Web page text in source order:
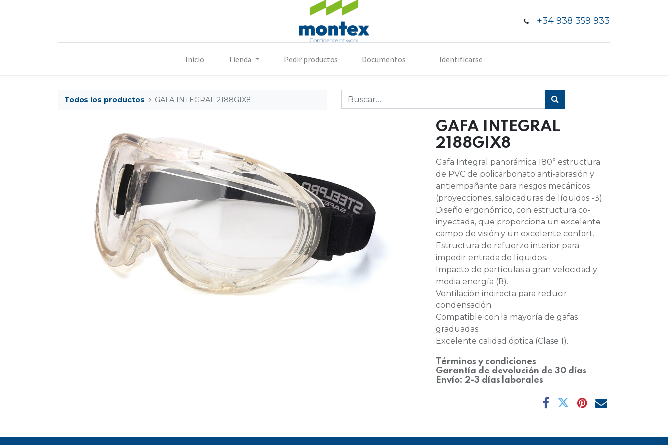
+34 938 359 933
Inicio Tienda Pedir productos Documentos Identificarse
Todos los productos GAFA INTEGRAL 2188GIX8
GAFA INTEGRAL
2188GIX8
Gafa Integral panorámica 180° estructura
de PVC de policarbonato anti-abrasión y
antiempañante para riesgos mecánicos
(proyecciones, salpicaduras de líquidos -3).
Diseño ergonómico, con estructura co-
inyectada, que proporciona un excelente
campo de visión y un excelente confort.
Estructura de refuerzo interior para
impedir entrada de líquidos.
Impacto de partículas a gran velocidad y
media energía (B).
Ventilación indirecta para reducir
condensación.
Compatible con la mayoría de gafas
graduadas.
Excelente calidad óptica (Clase 1).
Términos y condiciones
Garantía de devolución de 30 días
Envío: 2-3 días laborales